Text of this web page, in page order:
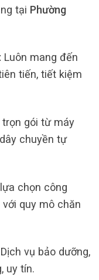
tại Phường
Luôn mang đến
tiến, tiết kiệm
trọn gói từ máy
chuyền tự
chọn công
quy mô chăn
Dịch vụ bảo dưỡng,
uy tín.